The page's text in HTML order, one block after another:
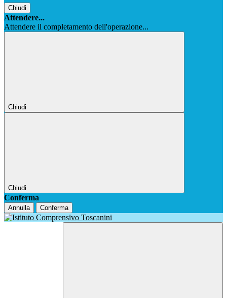
Chiudi
Attendere...
Attendere il completamento dell'operazione...
Chiudi
Chiudi
Conferma
Annulla Conferma